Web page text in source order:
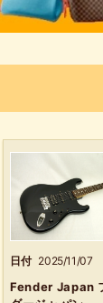
日付 2025/11/07
Fender Japan